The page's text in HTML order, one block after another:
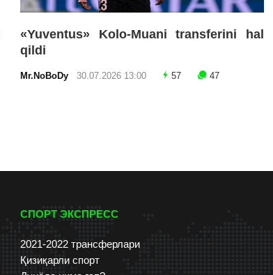
«Yuventus» Kolo-Muani transferini hal
qildi
Mr.NoBoDy 30.07.2026 13:00 57 47
СПОРТ ЭКСПРЕСС
2021-2022 трансферлари
Қизиқарли спорт